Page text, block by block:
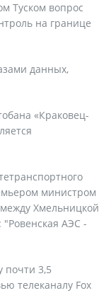
Туском вопрос
на границе
данных,
«Краковец-
министром
Хмельницкой
АЭС -
почти 3,5
телеканалу Fox